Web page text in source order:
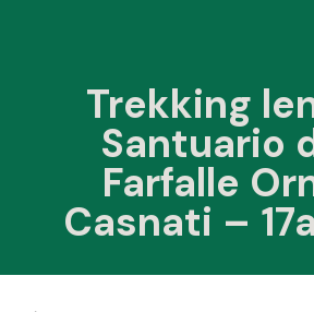
Trekking
Santuario
Farfalle
Casnati –